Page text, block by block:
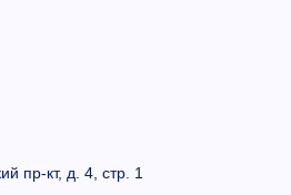
пр-кт, д. 4, стр. 1